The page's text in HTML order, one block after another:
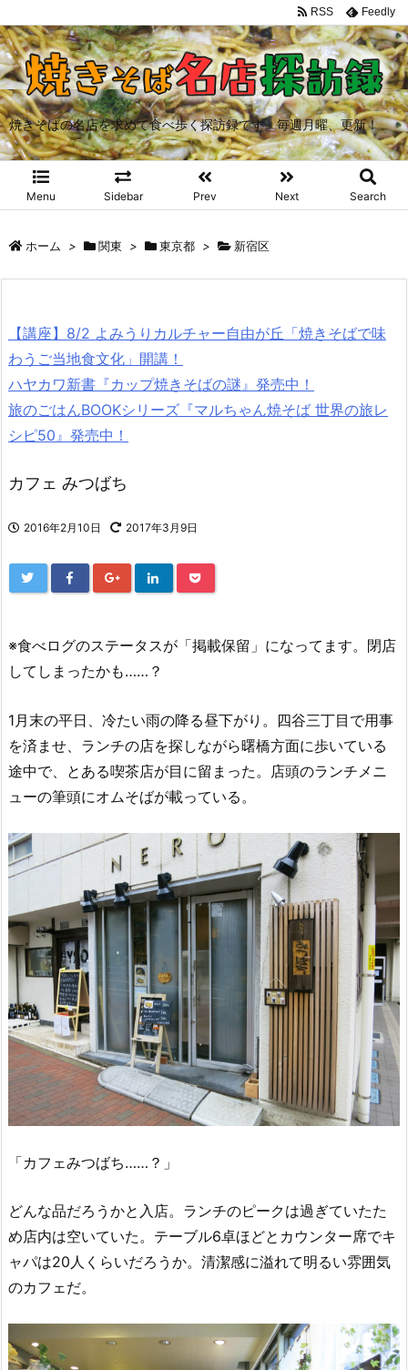
焼きそばの名店を求めて食べ歩く探訪録です。毎週月曜、更新！
Menu Sidebar Prev Next Search
RSS Feedly
ホーム > 関東 > 東京都 > 新宿区
【講座】8/2 よみうりカルチャー自由が丘「焼きそばで味
わうご当地食文化」開講！
ハヤカワ新書『カップ焼きそばの謎』発売中！
旅のごはんBOOKシリーズ『マルちゃん焼そば 世界の旅レ
シピ50』発売中！
カフェ みつばち
2016年2月10日 2017年3月9日
※食べログのステータスが「掲載保留」になってます。閉店
してしまったかも……？
1月末の平日、冷たい雨の降る昼下がり。四谷三丁目で用事
を済ませ、ランチの店を探しながら曙橋方面に歩いている
途中で、とある喫茶店が目に留まった。店頭のランチメニ
ューの筆頭にオムそばが載っている。
「カフェみつばち……？」
どんな品だろうかと入店。ランチのピークは過ぎていたた
め店内は空いていた。テーブル6卓ほどとカウンター席でキ
ャパは20人くらいだろうか。清潔感に溢れて明るい雰囲気
のカフェだ。